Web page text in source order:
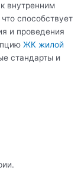
внутренним
способствует
и проведения
ЖК жилой
стандарты и